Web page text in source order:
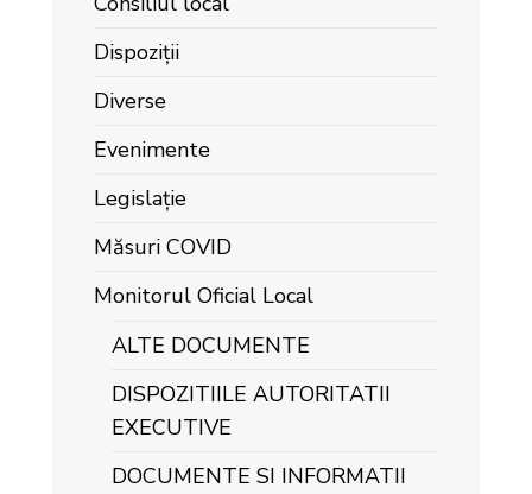
Dispoziții
Diverse
Evenimente
Legislație
Măsuri COVID
Monitorul Oficial Local
ALTE DOCUMENTE
DISPOZITIILE AUTORITATII
EXECUTIVE
DOCUMENTE SI INFORMATII